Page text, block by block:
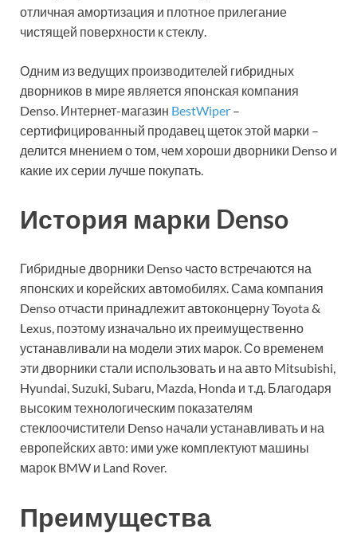
отличная амортизация и плотное прилегание
чистящей поверхности к стеклу.
Одним из ведущих производителей гибридных
дворников в мире является японская компания
Denso. Интернет-магазин BestWiper –
сертифицированный продавец щеток этой марки –
делится мнением о том, чем хороши дворники Denso и
какие их серии лучше покупать.
История марки Denso
Гибридные дворники Denso часто встречаются на
японских и корейских автомобилях. Сама компания
Denso отчасти принадлежит автоконцерну Toyota &
Lexus, поэтому изначально их преимущественно
устанавливали на модели этих марок. Со временем
эти дворники стали использовать и на авто Mitsubishi,
Hyundai, Suzuki, Subaru, Mazda, Honda и т.д. Благодаря
высоким технологическим показателям
стеклоочистители Denso начали устанавливать и на
европейских авто: ими уже комплектуют машины
марок BMW и Land Rover.
Преимущества